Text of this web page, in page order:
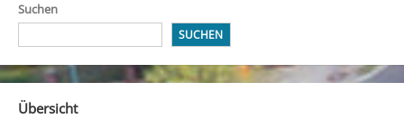
Suchen
SUCHEN
Übersicht